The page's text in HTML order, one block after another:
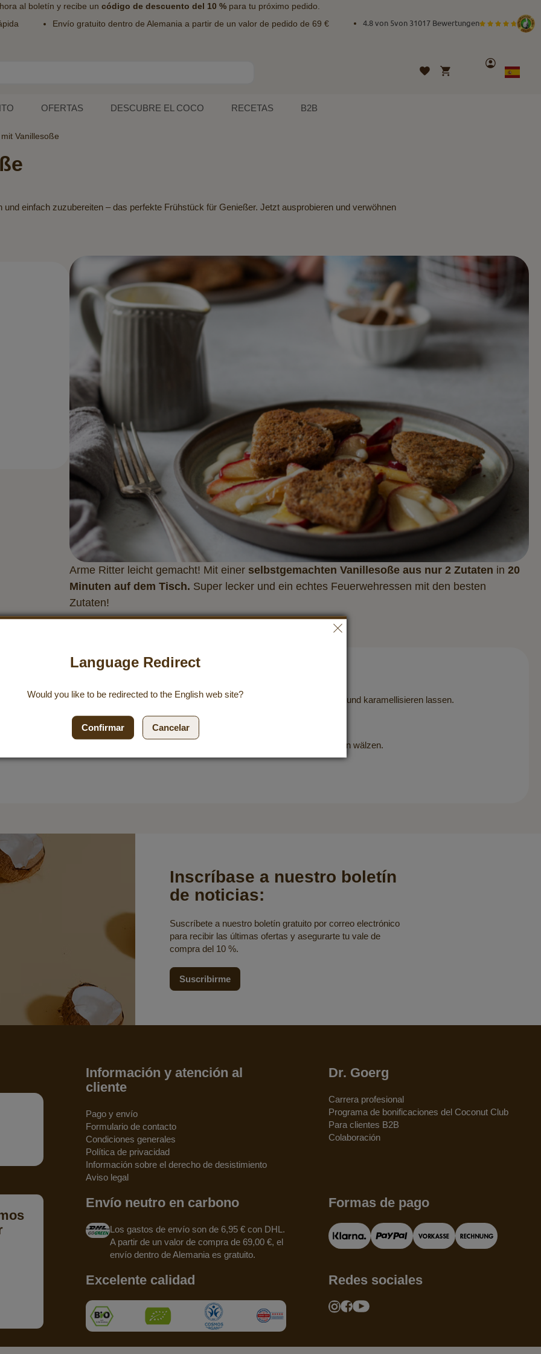
al boletín y recibe un código de descuento del 10 %para tu próximo pedido.
Envío gratuito dentro de Alemania a partir de un valor de pedido de 69 € 4.8 von 5von 31017 Bewertungen
Lista
Mi cesta
Cuenta
Lenguaje
Spanish
OFERTAS DESCUBRE EL COCO RECETAS B2B
Vanillesoße
einfach zuzubereiten – das perfekte Frühstück für Genießer. Jetzt ausprobieren und verwöhnen
Arme Ritter leicht gemacht! Mit einer selbstgemachten Vanillesoße aus nur 2 Zutaten in20
Minuten auf dem Tisch. Super lecker und ein echtes Feuerwehressen mit den besten
Zutaten!
in einer Pfanne erhitzen und Apfelscheiben darin anbraten. Reissirup hinzugeben und karamellisieren lassen.
und die Ränder entfernen.
Drink hinzugeben, wenn die Soße zu dickflüssig wird.
braten. Etwas abkühlen lassen, Zimt und Zucker vermischen und die Toasts darin wälzen.
Inscríbase a nuestro boletín
de noticias:
Suscríbete a nuestro boletín gratuito por correo electrónico
para recibir las últimas ofertas y asegurarte tu vale de
compra del 10 %.
Suscribirme
Información y atención al
cliente
Pago y envío
Formulario de contacto
Condiciones generales
Política de privacidad
Información sobre el derecho de desistimiento
Aviso legal
Dr. Goerg
Carrera profesional
Programa de bonificaciones del Coconut Club
Para clientes B2B
Colaboración
Envío neutro en carbono
Los gastos de envío son de 6,95 € con DHL.
A partir de un valor de compra de 69,00 €, el
envío dentro de Alemania es gratuito.
Formas de pago
Excelente calidad Redes sociales
Language Redirect
Would you like to be redirected to the English web site?
Confirmar Cancelar